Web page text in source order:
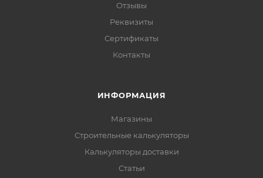
Отзывы
Реквизиты
Сертификаты
Контакты
ИНФОРМАЦИЯ
Магазины
Строительные калькуляторы
Калькуляторы доставки
Статьи